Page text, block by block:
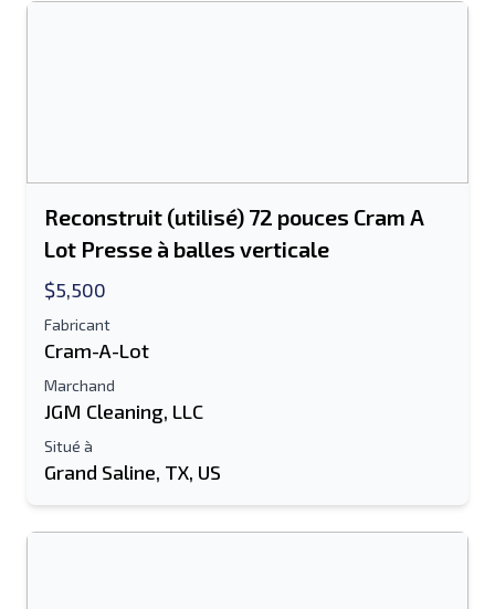
Reconstruit (utilisé) 72 pouces Cram A
Lot Presse à balles verticale
$5,500
Fabricant
Cram-A-Lot
Marchand
JGM Cleaning, LLC
Situé à
Grand Saline, TX, US